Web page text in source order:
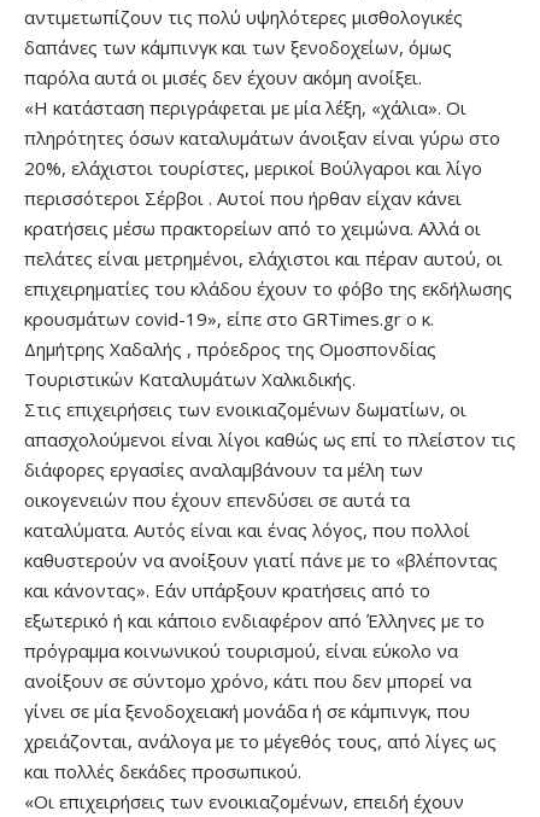
αντιμετωπίζουν τις πολύ υψηλότερες μισθολογικές
δαπάνες των κάμπινγκ και των ξενοδοχείων, όμως
παρόλα αυτά οι μισές δεν έχουν ακόμη ανοίξει.
«Η κατάσταση περιγράφεται με μία λέξη, «χάλια». Οι
πληρότητες όσων καταλυμάτων άνοιξαν είναι γύρω στο
20%, ελάχιστοι τουρίστες, μερικοί Βούλγαροι και λίγο
περισσότεροι Σέρβοι . Αυτοί που ήρθαν είχαν κάνει
κρατήσεις μέσω πρακτορείων από το χειμώνα. Αλλά οι
πελάτες είναι μετρημένοι, ελάχιστοι και πέραν αυτού, οι
επιχειρηματίες του κλάδου έχουν το φόβο της εκδήλωσης
κρουσμάτων covid-19», είπε στο GRTimes.gr o κ.
Δημήτρης Χαδαλής , πρόεδρος της Ομοσπονδίας
Τουριστικών Καταλυμάτων Χαλκιδικής.
Στις επιχειρήσεις των ενοικιαζομένων δωματίων, οι
απασχολούμενοι είναι λίγοι καθώς ως επί το πλείστον τις
διάφορες εργασίες αναλαμβάνουν τα μέλη των
οικογενειών που έχουν επενδύσει σε αυτά τα
καταλύματα. Αυτός είναι και ένας λόγος, που πολλοί
καθυστερούν να ανοίξουν γιατί πάνε με το «βλέποντας
και κάνοντας». Εάν υπάρξουν κρατήσεις από το
εξωτερικό ή και κάποιο ενδιαφέρον από Έλληνες με το
πρόγραμμα κοινωνικού τουρισμού, είναι εύκολο να
ανοίξουν σε σύντομο χρόνο, κάτι που δεν μπορεί να
γίνει σε μία ξενοδοχειακή μονάδα ή σε κάμπινγκ, που
χρειάζονται, ανάλογα με το μέγεθός τους, από λίγες ως
και πολλές δεκάδες προσωπικού.
«Οι επιχειρήσεις των ενοικιαζομένων, επειδή έχουν